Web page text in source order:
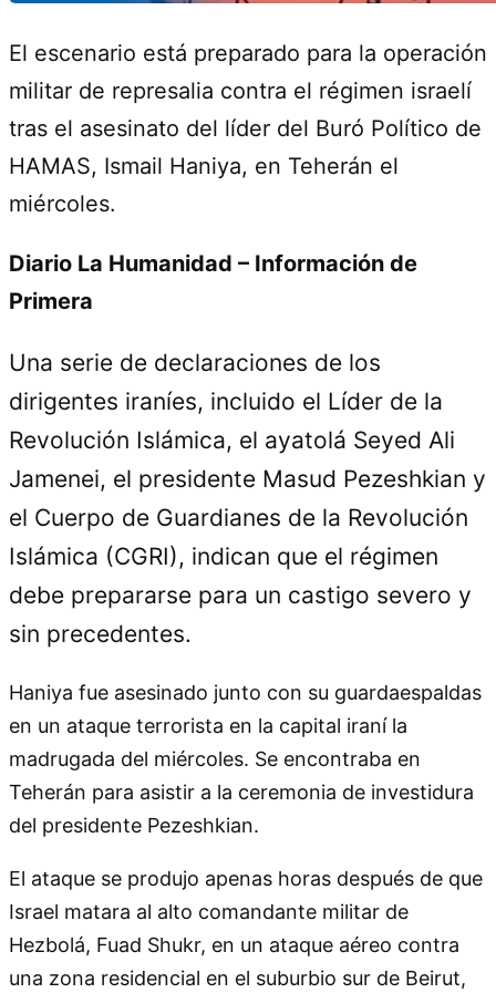
El escenario está preparado para la operación
militar de represalia contra el régimen israelí
tras el asesinato del líder del Buró Político de
HAMAS, Ismail Haniya, en Teherán el
miércoles.
Diario La Humanidad – Información de
Primera
Una serie de declaraciones de los
dirigentes iraníes, incluido el Líder de la
Revolución Islámica, el ayatolá Seyed Ali
Jamenei, el presidente Masud Pezeshkian y
el Cuerpo de Guardianes de la Revolución
Islámica (CGRI), indican que el régimen
debe prepararse para un castigo severo y
sin precedentes.
Haniya fue asesinado junto con su guardaespaldas
en un ataque terrorista en la capital iraní la
madrugada del miércoles. Se encontraba en
Teherán para asistir a la ceremonia de investidura
del presidente Pezeshkian.
El ataque se produjo apenas horas después de que
Israel matara al alto comandante militar de
Hezbolá, Fuad Shukr, en un ataque aéreo contra
una zona residencial en el suburbio sur de Beirut,